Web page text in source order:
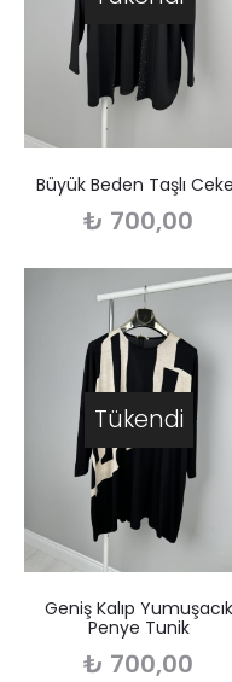
Büyük Beden Taşlı
₺ 700,00
Tükendi
Geniş Kalıp Yumuşacık
Penye Tunik
₺ 700,00